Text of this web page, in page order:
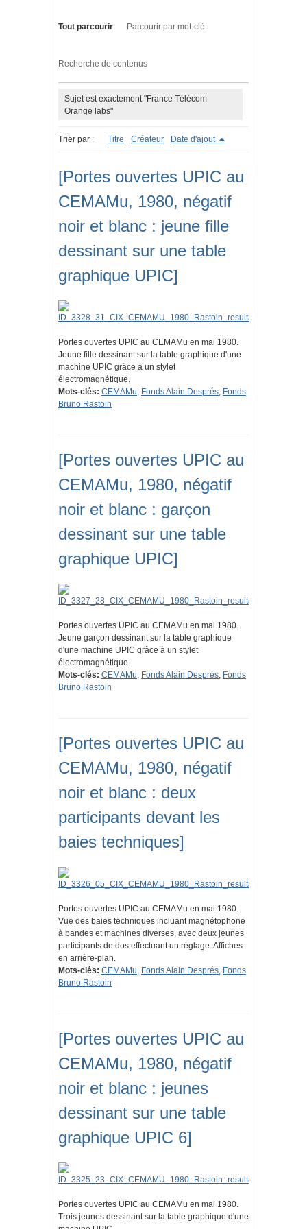
Tout parcourir Parcourir par mot-clé
Recherche de contenus
Sujet est exactement "France Télécom
Orange labs"
Trier par : Titre Créateur Date d'ajout
[Portes ouvertes UPIC au
CEMAMu, 1980, négatif
noir et blanc : jeune fille
dessinant sur une table
graphique UPIC]
Portes ouvertes UPIC au CEMAMu en mai 1980.
Jeune fille dessinant sur la table graphique d'une
machine UPIC grâce à un stylet
électromagnétique.
Mots-clés: CEMAMu, Fonds Alain Després, Fonds
Bruno Rastoin
[Portes ouvertes UPIC au
CEMAMu, 1980, négatif
noir et blanc : garçon
dessinant sur une table
graphique UPIC]
Portes ouvertes UPIC au CEMAMu en mai 1980.
Jeune garçon dessinant sur la table graphique
d'une machine UPIC grâce à un stylet
électromagnétique.
Mots-clés: CEMAMu, Fonds Alain Després, Fonds
Bruno Rastoin
[Portes ouvertes UPIC au
CEMAMu, 1980, négatif
noir et blanc : deux
participants devant les
baies techniques]
Portes ouvertes UPIC au CEMAMu en mai 1980.
Vue des baies techniques incluant magnétophone
à bandes et machines diverses, avec deux jeunes
participants de dos effectuant un réglage. Affiches
en arrière-plan.
Mots-clés: CEMAMu, Fonds Alain Després, Fonds
Bruno Rastoin
[Portes ouvertes UPIC au
CEMAMu, 1980, négatif
noir et blanc : jeunes
dessinant sur une table
graphique UPIC 6]
Portes ouvertes UPIC au CEMAMu en mai 1980.
Trois jeunes dessinant sur la table graphique d'une